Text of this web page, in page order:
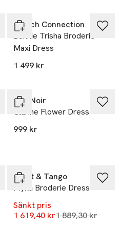
French Connection
Bonnie Trisha Broderie
Maxi Dress
1 499 kr
Neo Noir
Clarine Flower Dress
999 kr
Twist & Tango
Myka Broderie Dress
Sänkt pris
1 619,40 krLägsta pris 30
1 889,30 kr